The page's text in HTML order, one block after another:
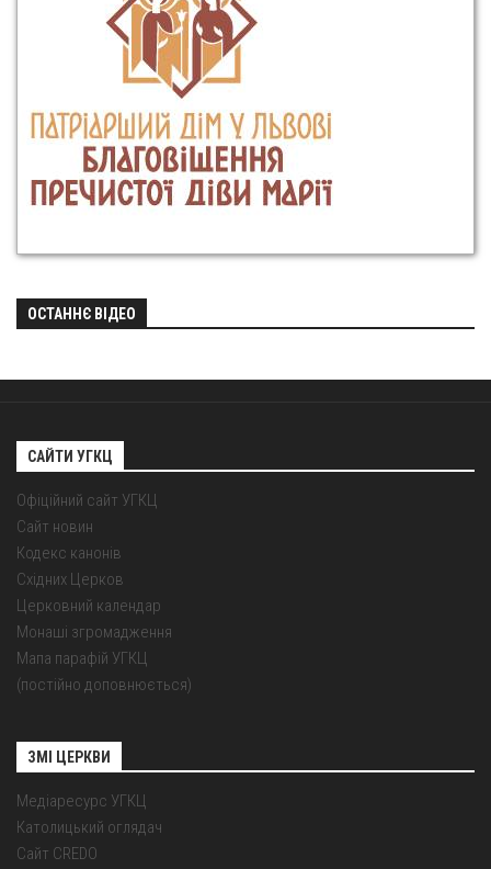
ОСТАННЄ ВІДЕО
САЙТИ УГКЦ
Офіційний сайт УГКЦ
Сайт новин
Кодекс канонів
Східних Церков
Церковний календар
Монаші згромадження
Мапа парафій УГКЦ
(постійно доповнюється)
ЗМІ ЦЕРКВИ
Медіаресурс УГКЦ
Католицький оглядач
Сайт CREDO